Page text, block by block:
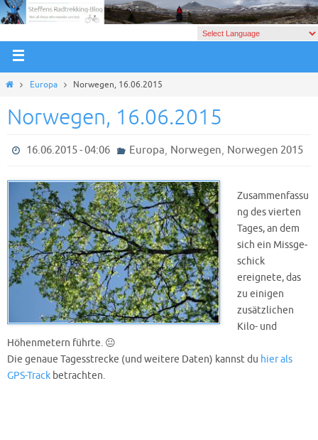
Europa Norwegen, 16.06.2015
Norwegen, 16.06.2015
16.06.2015 - 04:06 Europa, Norwegen, Norwegen 2015
Zusammenfassu
ng des vierten
Tages, an dem
sich ein Miss­ge­
schick
ereignete, das
zu einigen
zusätzlichen
Kilo- und
Höhenmetern führte. 😐
Die genaue Tagesstrecke (und weitere Daten) kannst du hier als
GPS-Track betrachten.